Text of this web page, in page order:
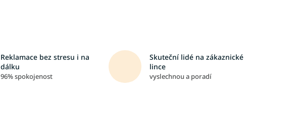
Reklamace bez stresu i na
dálku
96% spokojenost
Skuteční lidé na zákaznické
lince
vyslechnou a poradí